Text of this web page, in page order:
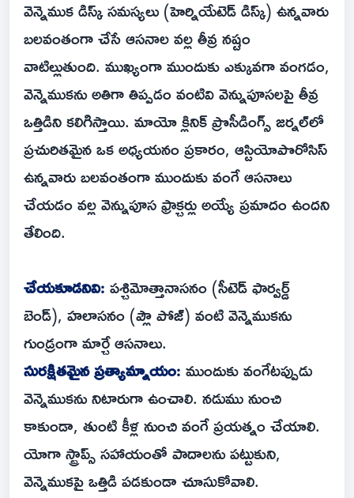
వెన్నెముక డిస్క్ సమస్యలు (హెర్నియేటెడ్ డిస్క్) ఉన్నవారు
బలవంతంగా చేసే ఆసనాల వల్ల తీవ్ర నష్టం
వాటిల్లుతుంది. ముఖ్యంగా ముందుకు ఎక్కువగా వంగడం,
వెన్నెముకను అతిగా తిప్పడం వంటివి వెన్నుపూసలపై తీవ్ర
ఒత్తిడిని కలిగిస్తాయి. మాయో క్లినిక్ ప్రొసీడింగ్స్ జర్నల్‌లో
ప్రచురితమైన ఒక అధ్యయనం ప్రకారం, ఆస్టియోపొరోసిస్
ఉన్నవారు బలవంతంగా ముందుకు వంగే ఆసనాలు
చేయడం వల్ల వెన్నుపూస ఫ్రాక్చర్లు అయ్యే ప్రమాదం ఉందని
తేలింది.
చేయకూడనివి:పశ్చిమోత్తానాసనం (సీటెడ్ ఫార్వర్డ్
బెండ్), హలాసనం (ప్లౌ పోజ్) వంటి వెన్నెముకను
గుండ్రంగా మార్చే ఆసనాలు.
సురక్షితమైన ప్రత్యామ్నాయం:ముందుకు వంగేటప్పుడు
వెన్నెముకను నిటారుగా ఉంచాలి. నడుము నుంచి
కాకుండా, తుంటి కీళ్ల నుంచి వంగే ప్రయత్నం చేయాలి.
యోగా స్ట్రాప్స్ సహాయంతో పాదాలను పట్టుకుని,
వెన్నెముకపై ఒత్తిడి పడకుండా చూసుకోవాలి.